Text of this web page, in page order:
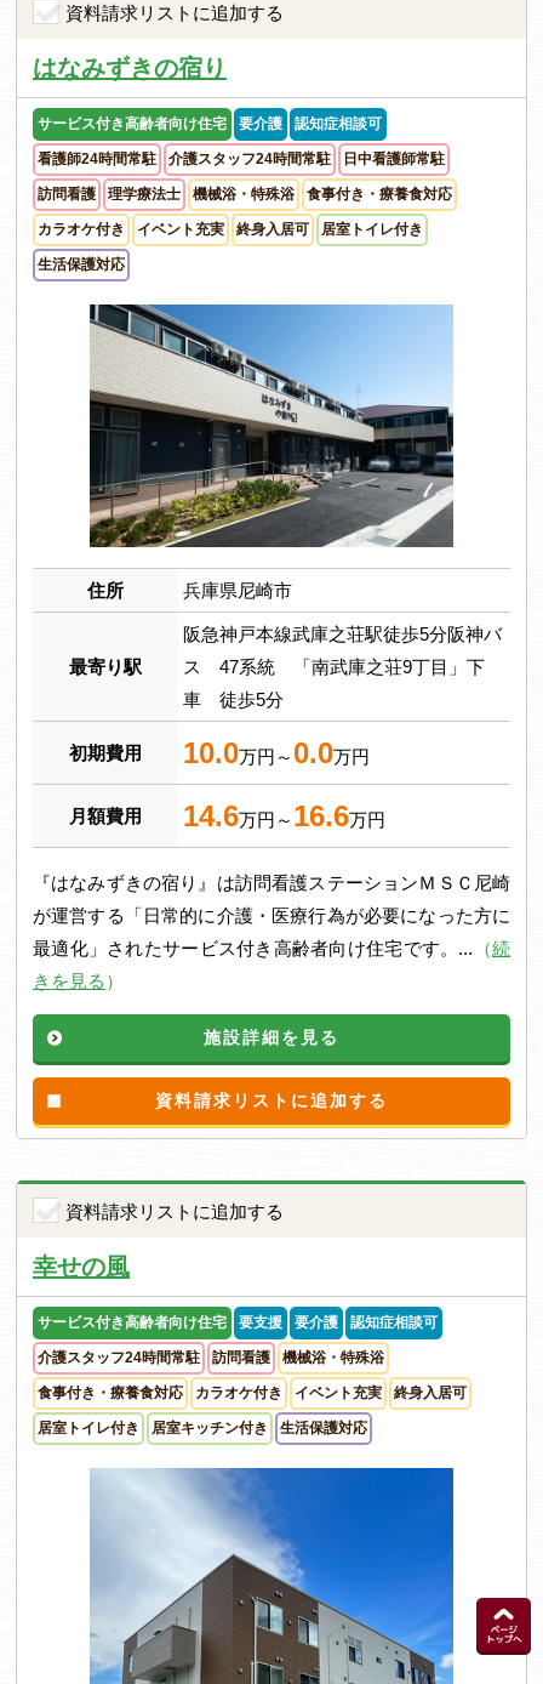
資料請求リストに追加する
はなみずきの宿り
サービス付き高齢者向け住宅 要介護 認知症相談可
看護師24時間常駐 介護スタッフ24時間常駐 日中看護師常駐
訪問看護 理学療法士 機械浴・特殊浴 食事付き・療養食対応
カラオケ付き イベント充実 終身入居可 居室トイレ付き
生活保護対応
住所 兵庫県尼崎市
最寄り駅
阪急神戸本線武庫之荘駅徒歩5分阪神バ
ス 47系統 「南武庫之荘9丁目」下
車 徒歩5分
初期費用 10.0万円～ 0.0万円
月額費用 14.6万円～ 16.6万円
『はなみずきの宿り』は訪問看護ステーションＭＳＣ尼崎
が運営する「日常的に介護・医療行為が必要になった方に
最適化」されたサービス付き高齢者向け住宅です。... （続
きを見る ）
施設詳細を見る
資料請求リストに追加する
資料請求リストに追加する
幸せの風
サービス付き高齢者向け住宅 要支援 要介護 認知症相談可
介護スタッフ24時間常駐 訪問看護 機械浴・特殊浴
食事付き・療養食対応 カラオケ付き イベント充実 終身入居可
居室トイレ付き 居室キッチン付き 生活保護対応